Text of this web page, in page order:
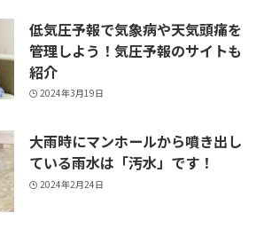
低気圧予報で気象病や天気頭痛を
管理しよう！気圧予報のサイトも
紹介
2024年3月19日
大雨時にマンホールから噴き出し
ている雨水は「汚水」です！
2024年2月24日